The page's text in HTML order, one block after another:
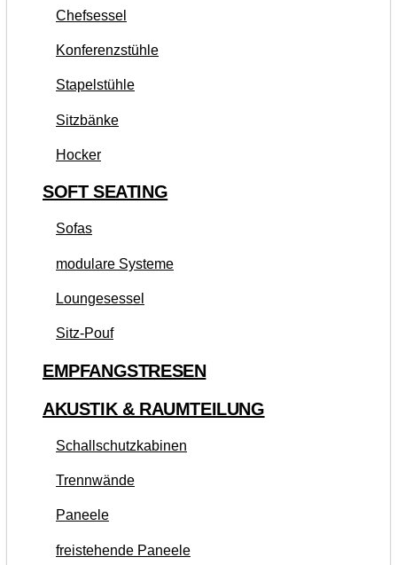
Chefsessel
Konferenzstühle
Stapelstühle
Sitzbänke
Hocker
SOFT SEATING
Sofas
modulare Systeme
Loungesessel
Sitz-Pouf
EMPFANGSTRESEN
AKUSTIK & RAUMTEILUNG
Schallschutzkabinen
Trennwände
Paneele
freistehende Paneele